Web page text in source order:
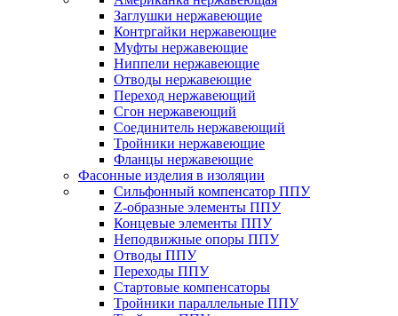
Заглушки нержавеющие
Контргайки нержавеющие
Муфты нержавеющие
Ниппели нержавеющие
Отводы нержавеющие
Переход нержавеющий
Сгон нержавеющий
Соединитель нержавеющий
Тройники нержавеющие
Фланцы нержавеющие
Фасонные изделия в изоляции
Cильфонный компенсатор ППУ
Z-образные элементы ППУ
Концевые элементы ППУ
Неподвижные опоры ППУ
Отводы ППУ
Переходы ППУ
Стартовые компенсаторы
Тройники параллельные ППУ